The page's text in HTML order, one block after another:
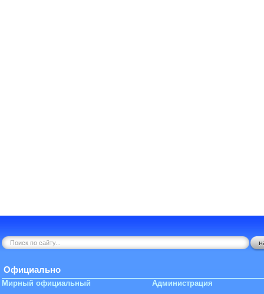
Официально
Мирный официальный Администрация